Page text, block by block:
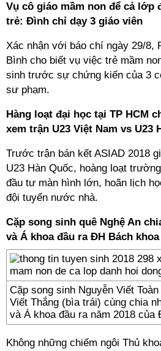
Vụ cô giáo mầm non để cả lớp
trẻ: Đình chỉ dạy 3 giáo viên
Xác nhận với báo chí ngày 29/8,
Bình cho biết vụ việc trẻ mầm
sinh trước sự chứng kiến của 3
sư phạm.
Hàng loạt đại học tại TP HCM
xem trận U23 Việt Nam vs U23
Trước trận bán kết ASIAD 2018
U23 Hàn Quốc, hoàng loạt
đầu tư màn hình lớn, hoãn lịch
đội tuyển nước nhà.
Cặp song sinh quê Nghệ An
và Á khoa đầu ra ĐH Bách khoa
Cặp song sinh Nguyễn Viết
Viết Thắng (bìa trái) cùng chia
và Á khoa đầu ra năm 2018 của
Không những chiếm ngôi Thủ